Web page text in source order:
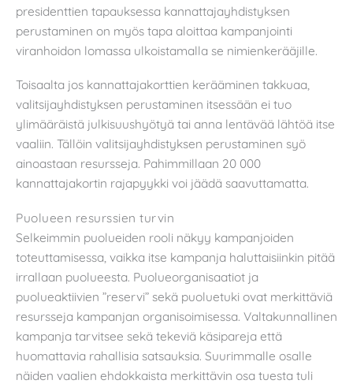
presidenttien tapauksessa kannattajayhdistyksen
perustaminen on myös tapa aloittaa kampanjointi
viranhoidon lomassa ulkoistamalla se nimienkerääjille.
Toisaalta jos kannattajakorttien kerääminen takkuaa,
valitsijayhdistyksen perustaminen itsessään ei tuo
ylimääräistä julkisuushyötyä tai anna lentävää lähtöä itse
vaaliin. Tällöin valitsijayhdistyksen perustaminen syö
ainoastaan resursseja. Pahimmillaan 20 000
kannattajakortin rajapyykki voi jäädä saavuttamatta.
Puolueen resurssien turvin
Selkeimmin puolueiden rooli näkyy kampanjoiden
toteuttamisessa, vaikka itse kampanja haluttaisiinkin pitää
irrallaan puolueesta. Puolueorganisaatiot ja
puolueaktiivien ”reservi” sekä puoluetuki ovat merkittäviä
resursseja kampanjan organisoimisessa. Valtakunnallinen
kampanja tarvitsee sekä tekeviä käsipareja että
huomattavia rahallisia satsauksia. Suurimmalle osalle
näiden vaalien ehdokkaista merkittävin osa tuesta tuli